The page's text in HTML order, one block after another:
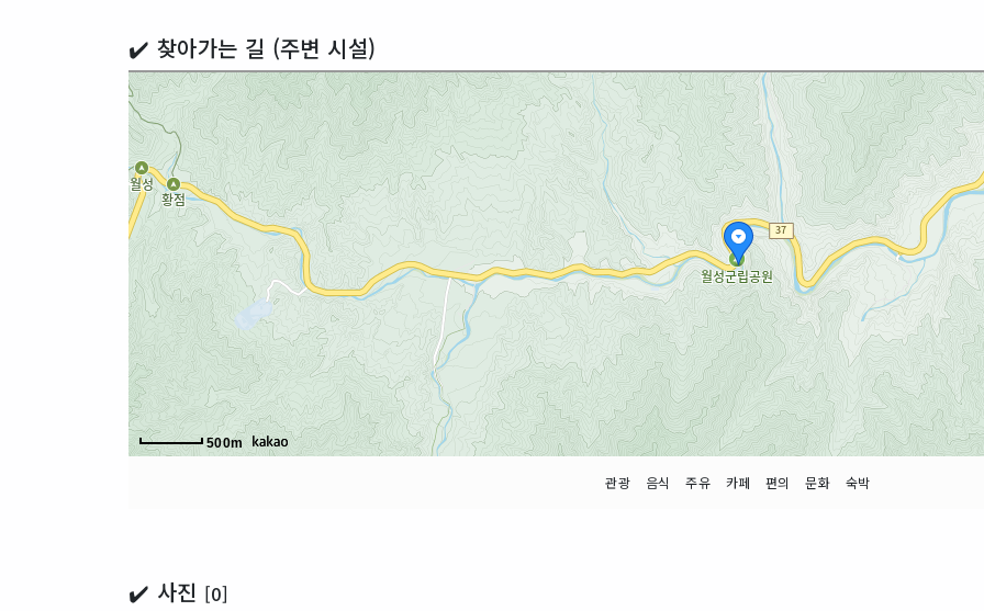
✔️ 찾아가는 길 (주변 시설)
500m
관광 음식 주유 카페 편의 문화 숙박
✔️ 사진 [0]